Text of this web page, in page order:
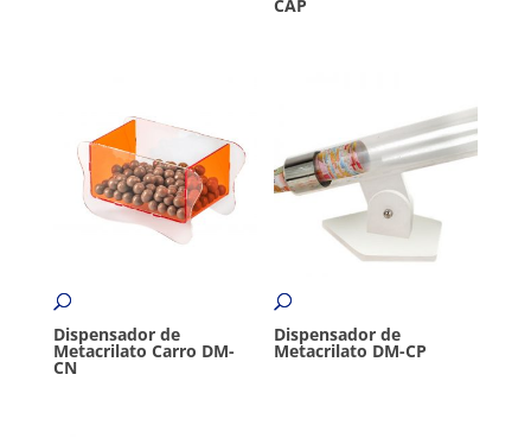
CAP
Dispensador de
Metacrilato Carro DM-
CN
Dispensador de
Metacrilato DM-CP